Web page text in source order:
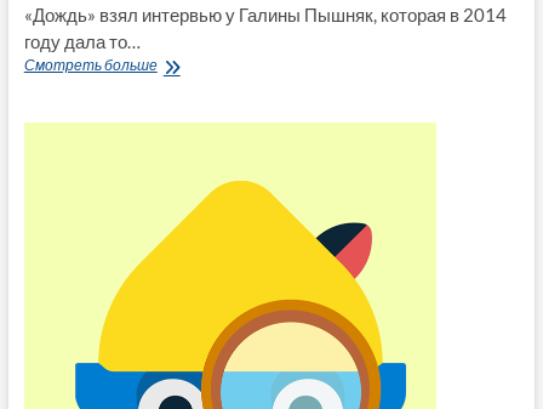
«Дождь» взял интервью у Галины Пышняк, которая в 2014
году дала то…
Смотреть больше«Жалею
героиню
фейка
о